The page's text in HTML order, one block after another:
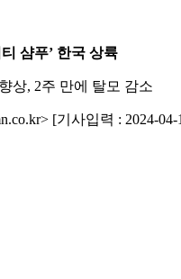
샴푸’ 한국 상륙
상, 2주 만에 탈모 감소
[기사입력 : 2024-